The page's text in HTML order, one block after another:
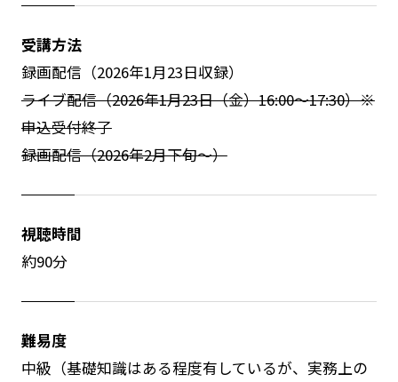
受講方法
録画配信（2026年1月23日収録）
ライブ配信（2026年1月23日（金）16:00～17:30）※
申込受付終了
録画配信（2026年2月下旬～）
視聴時間
約90分
難易度
中級（基礎知識はある程度有しているが、実務上の